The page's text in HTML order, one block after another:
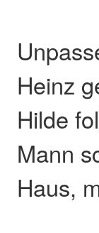
Heinz
Hilde
Mann
Haus,